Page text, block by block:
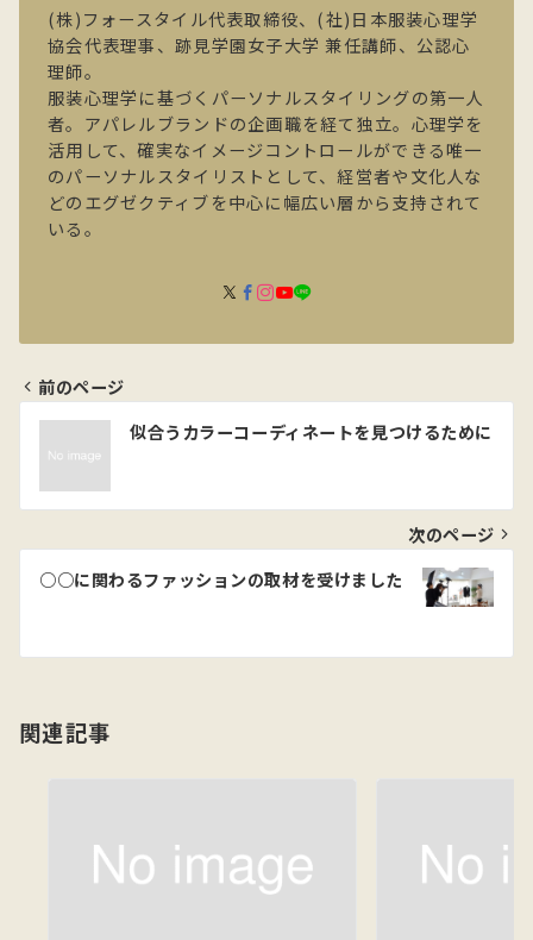
(株)フォースタイル代表取締役、(社)日本服装心理学
協会代表理事、跡見学園女子大学 兼任講師、公認心
理師。
服装心理学に基づくパーソナルスタイリングの第一人
者。アパレルブランドの企画職を経て独立。心理学を
活用して、確実なイメージコントロールができる唯一
のパーソナルスタイリストとして、経営者や文化人な
どのエグゼクティブを中心に幅広い層から支持されて
いる。
投
ナ
ビ
ゲ
シ
ン
前のページ
似合うカラーコーディネートを見つけるために
次のページ
○○に関わるファッションの取材を受けました
関連記事